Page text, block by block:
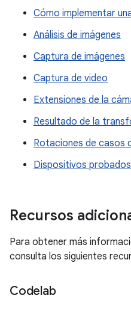
Cómo implementar
Análisis de imágenes
Captura de imágenes
Captura de video
Extensiones de la
Resultado de la
Rotaciones de casos
Dispositivos
Recursos
Para obtener más
consulta los siguientes
Codelab